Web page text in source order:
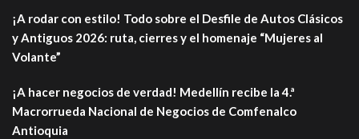
¡A rodar con estilo! Todo sobre el Desfile de Autos Clásicos
y Antiguos 2026: ruta, cierres y el homenaje “Mujeres al
Volante”
¡A hacer negocios de verdad! Medellín recibe la 4.ª
Macrorrueda Nacional de Negocios de Comfenalco
Antioquia